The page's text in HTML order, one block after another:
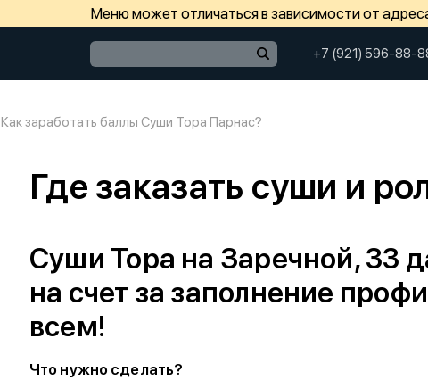
Меню может отличаться в зависимости от
+7 (921) 596-88-
Как заработать баллы Суши Тора Парнас?
Где заказать суши и
Суши Тора на Заречной, 33
на счет за заполнение
всем!
Что нужно сделать?